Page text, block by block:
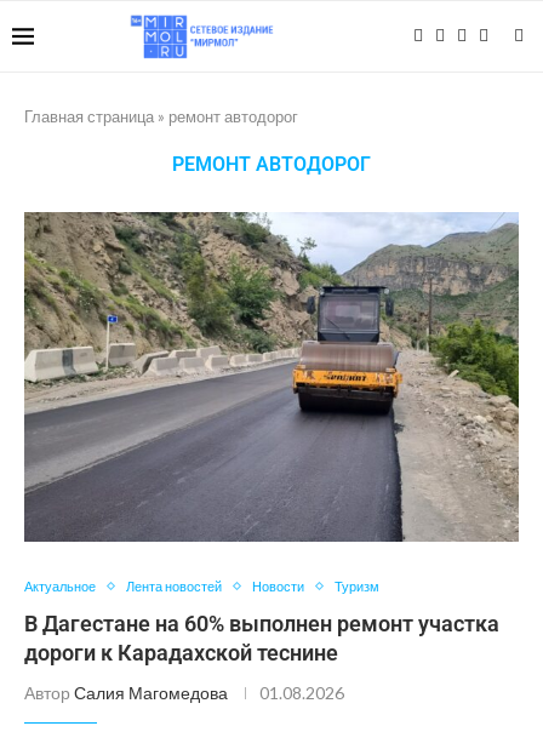
Главная страница » ремонт автодорог
РЕМОНТ АВТОДОРОГ
Актуальное Лента новостей Новости Туризм
В Дагестане на 60% выполнен ремонт участка
дороги к Карадахской теснине
Автор Салия Магомедова 01.08.2026